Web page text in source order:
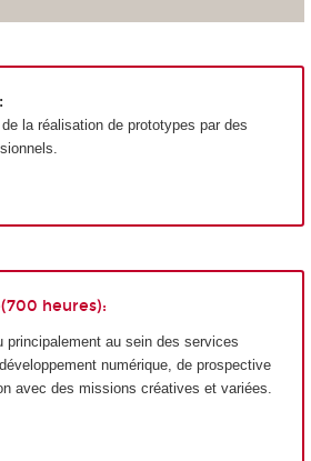
la réalisation de prototypes par des
heures):
principalement au sein des services
numérique, de prospective
avec des missions créatives et variées.